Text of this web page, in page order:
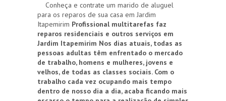
Conheça e contrate um marido de aluguel
para os reparos de sua casa em Jardim
Itapemirim Profissional multitarefas faz
reparos residenciais e outros serviços em
Jardim Itapemirim Nos dias atuais, todas as
pessoas adultas têm enfrentado o mercado
de trabalho, homens e mulheres, jovens e
velhos, de todas as classes sociais. Com o
trabalho cada vez ocupando mais tempo
dentro de nosso dia a dia, acaba ficando mais